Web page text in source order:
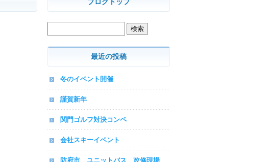
最近の投稿
冬のイベント開催
謹賀新年
関門ゴルフ対決コンペ
会社スキーイベント
防府市 ユニットバス 改修現場